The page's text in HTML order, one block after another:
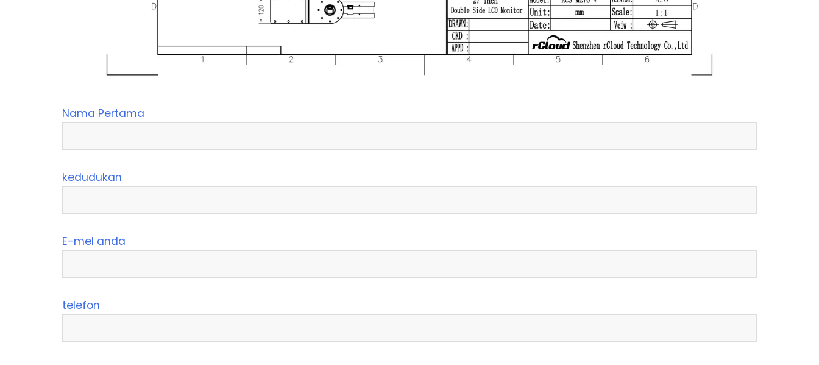
Nama Pertama
kedudukan
E-mel anda
telefon